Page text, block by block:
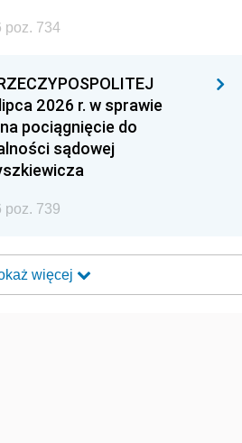
poz. 734
2026 r. w sprawie
pociągnięcie do
sądowej
poz. 739
więcej